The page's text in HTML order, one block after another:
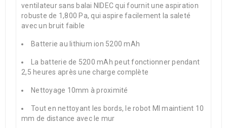
ventilateur sans balai NIDEC qui fournit une aspiration
robuste de 1,800 Pa, qui aspire facilement la saleté
avec un bruit faible
Batterie au lithium ion 5200 mAh
La batterie de 5200 mAh peut fonctionner pendant
2,5 heures après une charge complète
Nettoyage 10mm à proximité
Tout en nettoyant les bords, le robot MI maintient 10
mm de distance avec le mur